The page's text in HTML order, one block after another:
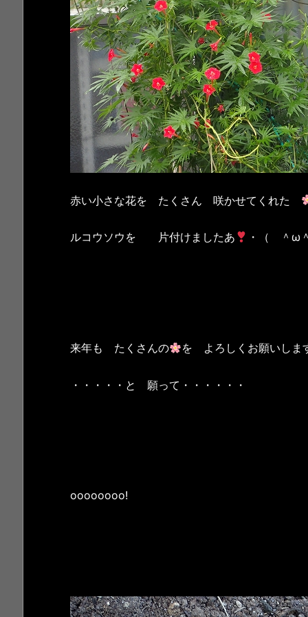
赤い小さな花を たくさん 咲かせてくれた
ルコウソウを 片付けましたあ ・（ ＾ω
来年も たくさんの を よろしくお願いしま
・・・・・と 願って・・・・・・
oooooooo!